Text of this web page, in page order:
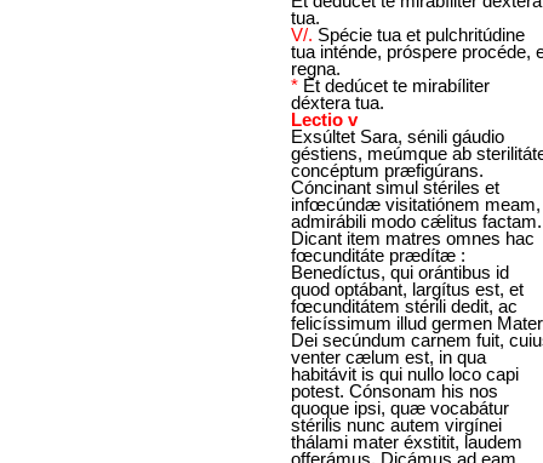
tua.
V/. Spécie tua et pulchritúdine
tua inténde, próspere procéde,
regna.
* Et dedúcet te mirabíliter
déxtera tua.
Lectio v
Exsúltet Sara, sénili gáudio
géstiens, meúmque ab
concéptum præfigúrans.
Cóncinant simul stériles et
infœcúndæ visitatiónem meam,
admirábili modo cǽlitus factam.
Dicant item matres omnes hac
fœcunditáte prædítæ :
Benedíctus, qui orántibus id
quod optábant, largítus est, et
fœcunditátem stérili dedit, ac
felicíssimum illud germen Mater
Dei secúndum carnem fuit,
venter cælum est, in qua
habitávit is qui nullo loco capi
potest. Cónsonam his nos
quoque ipsi, quæ vocabátur
stérilis nunc autem virgínei
thálami mater éxstitit, laudem
offerámus. Dicámus ad eam